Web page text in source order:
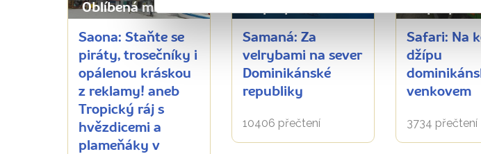
Oblíbená místa
Saona: Staňte se
piráty, trosečníky i
opálenou kráskou
z reklamy! aneb
Tropický ráj s
hvězdicemi a
plameňáky v
Samaná: Za
velrybami na sever
Dominikánské
republiky
10406 přečtení
Safari: Na
džípu
venkovem
3734 přečtení